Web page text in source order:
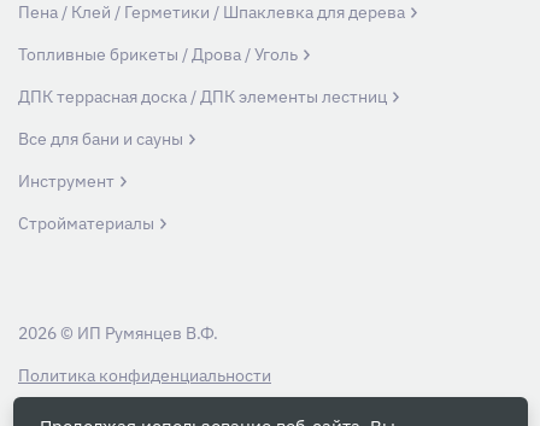
Пена / Клей / Герметики / Шпаклевка для дерева
Топливные брикеты / Дрова / Уголь
ДПК террасная доска / ДПК элементы лестниц
Все для бани и сауны
Инструмент
Стройматериалы
Политика конфиденциальности
2026 © ИП Румянцев В.Ф.